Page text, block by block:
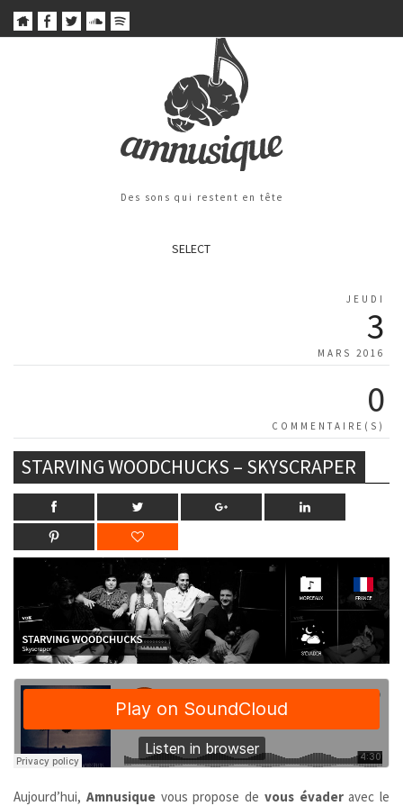
Des sons qui restent en tête
SELECT
JEUDI
3
MARS 2016
0
COMMENTAIRE(S)
STARVING WOODCHUCKS – SKYSCRAPER
Aujourd’hui, Amnusiquevous propose de vous évaderavec le